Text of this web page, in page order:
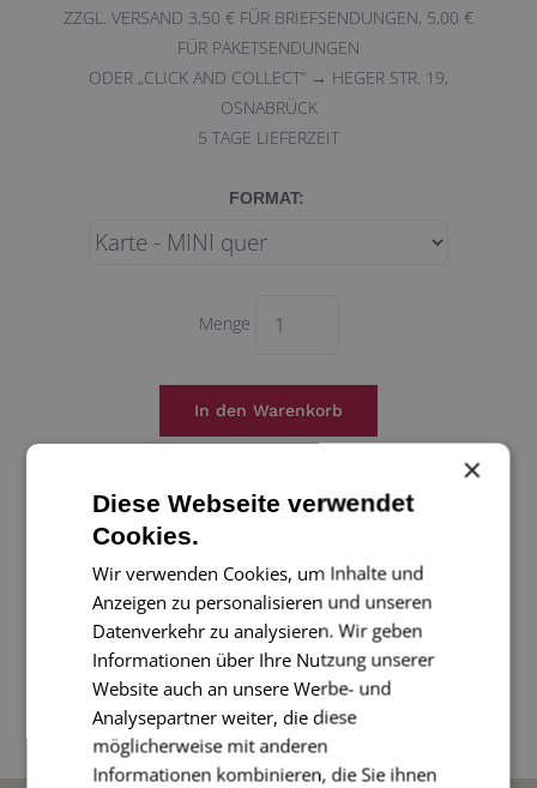
ZZGL. VERSAND 3,50 € FÜR BRIEFSENDUNGEN, 5,00 €
FÜR PAKETSENDUNGEN
ODER „CLICK AND COLLECT“ → HEGER STR. 19,
OSNABRÜCK
5 TAGE LIEFERZEIT
FORMAT:
Menge
Ein kurzer Gruß? Nutzt diese süße Karte aus unserer
Serie der kleinen Karten mit abgerundeten Ecken.
2-seitige Karte in Format mini,9,5 x 6,5 cm
passendem Umschlag
Zur Info: bitte Sonderformat beachten, wenn Sie die
Karte per Post versenden möchten.
×
Diese Webseite verwendet
Cookies.
Wir verwenden Cookies, um Inhalte und
Anzeigen zu personalisieren und unseren
Datenverkehr zu analysieren. Wir geben
Informationen über Ihre Nutzung unserer
Website auch an unsere Werbe- und
Analysepartner weiter, die diese
möglicherweise mit anderen
Informationen kombinieren, die Sie ihnen